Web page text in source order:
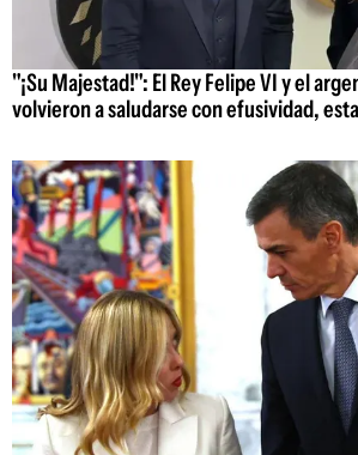
"¡Su Majestad!": El Rey Felipe VI y el
volvieron a saludarse con efusividad,